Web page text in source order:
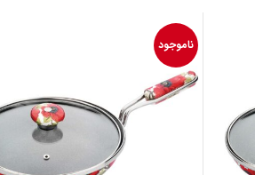
ناموجود